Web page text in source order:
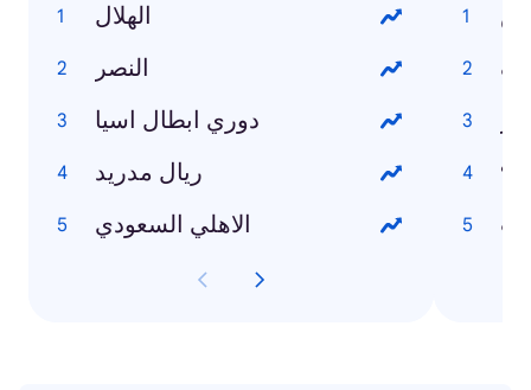
الهلال
النصر
دوري ابطال اسيا
ريال مدريد
الاهلي السعودي